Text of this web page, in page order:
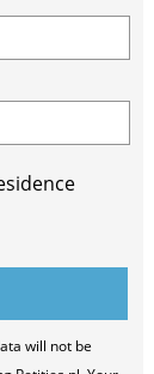
will not be